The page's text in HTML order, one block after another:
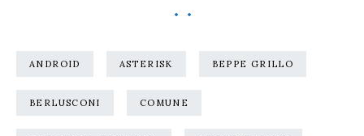
ANDROID ASTERISK BEPPE GRILLO
BERLUSCONI COMUNE